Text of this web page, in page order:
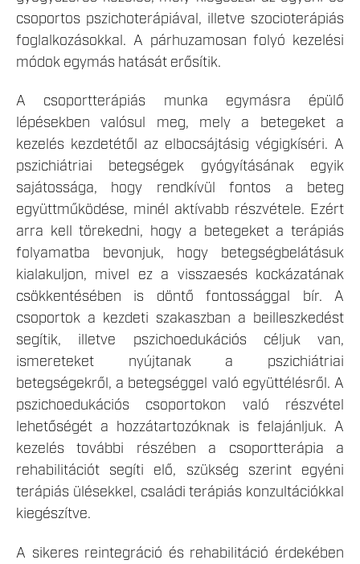
csoportos pszichoterápiával, illetve szocioterápiás
foglalkozásokkal. A párhuzamosan folyó kezelési
módok egymás hatását erősítik.
A csoportterápiás munka egymásra épülő
lépésekben valósul meg, mely a betegeket a
kezelés kezdetétől az elbocsájtásig végigkíséri. A
pszichiátriai betegségek gyógyításának egyik
sajátossága, hogy rendkívül fontos a beteg
együttműködése, minél aktívabb részvétele. Ezért
arra kell törekedni, hogy a betegeket a terápiás
folyamatba bevonjuk, hogy betegségbelátásuk
kialakuljon, mivel ez a visszaesés kockázatának
csökkentésében is döntő fontossággal bír. A
csoportok a kezdeti szakaszban a beilleszkedést
segítik, illetve pszichoedukációs céljuk van,
ismereteket nyújtanak a pszichiátriai
betegségekről, a betegséggel való együttélésről. A
pszichoedukációs csoportokon való részvétel
lehetőségét a hozzátartozóknak is felajánljuk. A
kezelés további részében a csoportterápia a
rehabilitációt segíti elő, szükség szerint egyéni
terápiás ülésekkel, családi terápiás konzultációkkal
kiegészítve.
A sikeres reintegráció és rehabilitáció érdekében